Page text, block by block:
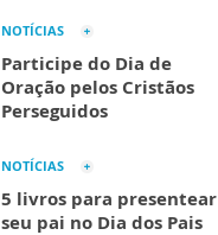
NOTÍCIAS
Participe do Dia de
Oração pelos Cristãos
Perseguidos
NOTÍCIAS
5 livros para presentear
seu pai no Dia dos Pais